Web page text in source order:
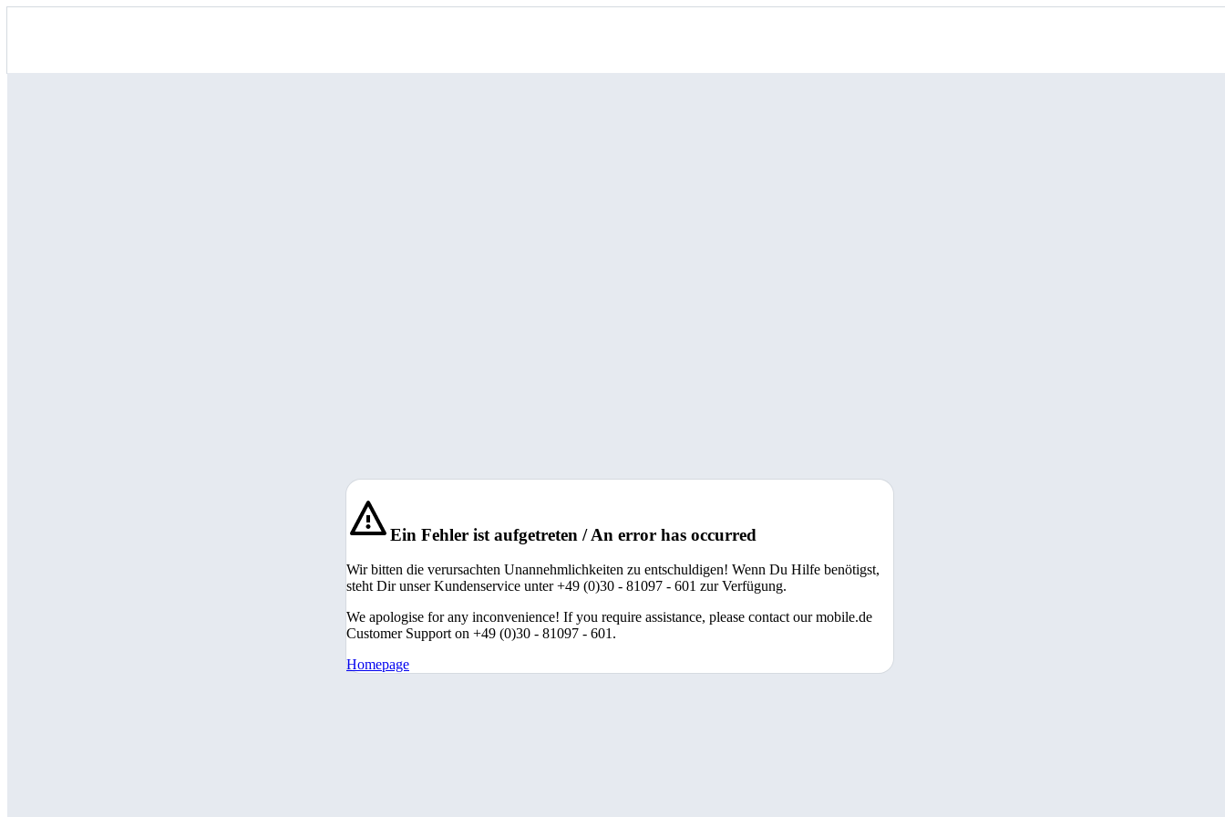
Ein Fehler ist aufgetreten / An error has occurred
Wir bitten die verursachten Unannehmlichkeiten zu entschuldigen! Wenn Du Hilfe benötigst,
steht Dir unser Kundenservice unter +49 (0)30 - 81097 - 601 zur Verfügung.
We apologise for any inconvenience! If you require assistance, please contact our mobile.de
Customer Support on +49 (0)30 - 81097 - 601.
Homepage